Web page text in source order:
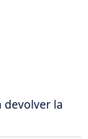
devolver la